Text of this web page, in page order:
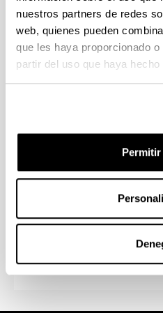
nuestros partners de redes
web, quienes pueden
que les haya proporcionado
partir del uso que haya
Permitir
¿Por qué y para qué
HEFA tratamos de ofrecer
a nuestros ciudadanos/as
vez, desarrollar la
de la sociedad vasca.
tratamos de fomentar el
sostenible, inclusivo, a
del euskera y de una
objetivos de igualdad de
¡Gracias por tu interés!
Esperando vernos en